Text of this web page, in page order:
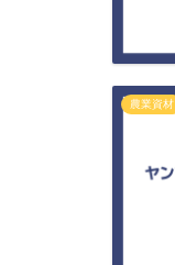
農業資材